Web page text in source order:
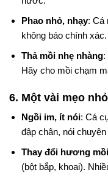
Phao nhỏ, nhạy: Cá
không báo chính xác.
Thả mồi nhẹ nhàng:
Hãy cho mồi chạm
6. Một vài mẹo
Ngồi im, ít nói: Cá
đập chân, nói
Thay đổi hương mồi
(bột bắp, khoai).